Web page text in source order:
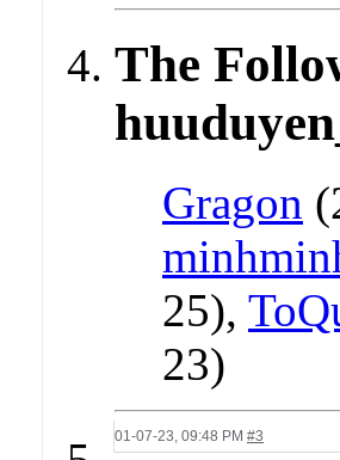
The
Gragon
25),
23)
01-07-23, 09:48 PM #3